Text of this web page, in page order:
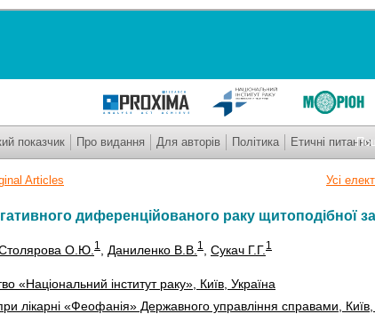
показчик Про видання Для авторів Політика Етичні питання
Усі
Articles
диференційованого раку щитоподібної
О.Ю. 1 Даниленко В.В. 1 Сукач Г.Г. 1
«Національний інститут раку», Київ, Україна
при лікарні «Феофанія» Державного управління справами, Київ,